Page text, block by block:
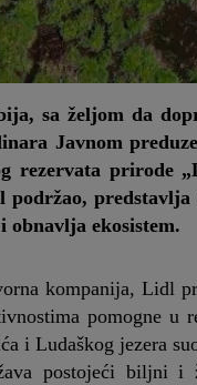
sa željom da
Javnom
rezervata prirode
predstavlja
ekosistem.
kompanija, Lidl
pomogne u
i Ludaškog jezera
postojeći biljni i